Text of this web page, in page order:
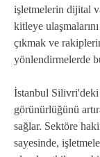
işletmelerin dijital
kitleye
çıkmak ve
yönlendirmelerde
İstanbul Silivri'deki
görünürlüğünü
sağlar. Sektöre
sayesinde,